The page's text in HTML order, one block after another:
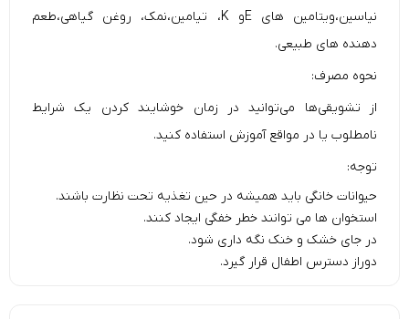
نیاسین،ویتامین های Eو K، تیامین،نمک، روغن گیاهی،طعم
دهنده های طبیعی.
نحوه مصرف:
از تشویقی‌ها می‌توانید در زمان خوشایند کردن یک شرایط
نامطلوب یا در مواقع آموزش استفاده کنید.
توجه:
حیوانات خانگی باید همیشه در حین تغذیه تحت نظارت باشند.
استخوان ها می توانند خطر خفگی ایجاد کنند.
در جای خشک و خنک نگه داری شود.
دوراز دسترس اطفال قرار گیرد.